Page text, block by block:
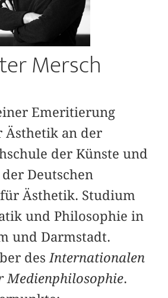
Mersch
Emeritierung
Ästhetik an der
der Künste und
Deutschen
Ästhetik. Studium
und Philosophie in
und Darmstadt.
des Internationalen
Medienphilosophie.